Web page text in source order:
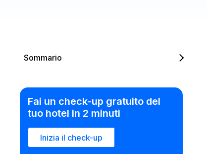
Sommario
Fai un check-up gratuito del
tuo hotel in 2 minuti
Inizia il check-up